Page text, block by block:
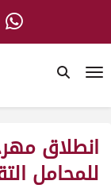
انطلاق
للمحامل